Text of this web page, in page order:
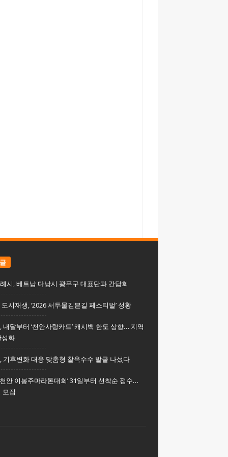
시, 베트남 다낭시 꽝푸구 대표단과 간담회
시재생, ‘2026 서두물긷븐길 페스티벌’ 성황
내달부터 ‘천안사랑카드’ 캐시백 한도 상향… 지역
화
기후변화 대응 맞춤형 찰옥수수 발굴 나섰다
안 이봉주마라톤대회’ 31일부터 선착순 접수…
모집